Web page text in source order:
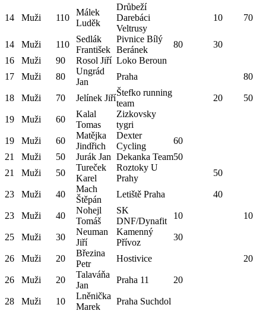
14 Muži 110
Málek
Luděk
Drůbeží
Darebáci
Veltrusy
10 70
14 Muži 110
Sedlák
František
Pivnice Bílý
Beránek
80
30
16
Muži 90 Rosol Jiří Loko Beroun
17
Muži 80
Ungrád
Jan
Praha 80
18 Muži 70 Jelínek Jiří
Štefko running
team
20 50
19 Muži 60
Kalal
Tomas
Zizkovsky
tygri
19
Muži 60
Matějka
Jindřich
Dexter
Cycling
60
21
Muži 50 Jurák Jan Dekanka Team50
21
Muži 50
Tureček
Karel
Roztoky U
Prahy
50
23 Muži 40
Mach
Štěpán
Letiště Praha 40
23 Muži 40
Nohejl
Tomáš
SK
DNF/Dynafit
10 10
25 Muži 30
Neuman
Jiří
Kamenný
Přívoz
30
26 Muži 20
Březina
Petr
Hostivice 20
26 Muži 20
Talaváňa
Jan
Praha 11 20
28 Muži 10
Lněnička
Marek
Praha Suchdol